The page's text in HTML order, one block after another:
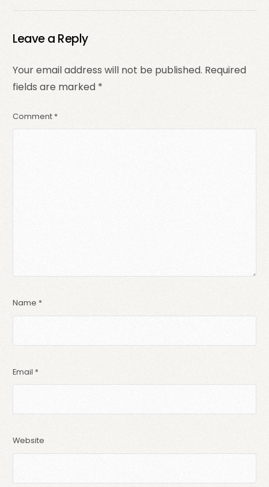
le guide de survie du
Leave a Reply
Your email address will not be published. Required
fields are marked *
Comment *
Name *
Email *
Website